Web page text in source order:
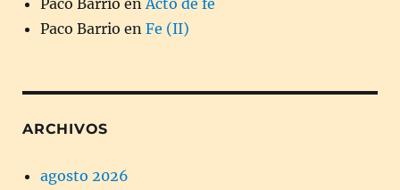
Paco Barrio en Fe (II)
ARCHIVOS
agosto 2026